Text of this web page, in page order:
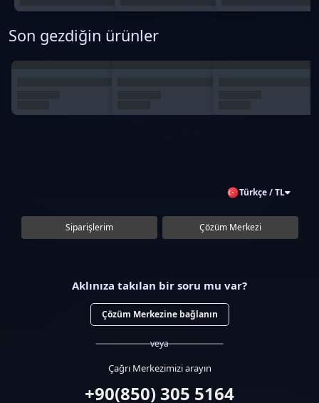
Son gezdiğin ürünler
Türkçe / TL
Siparişlerim Çözüm Merkezi
Aklınıza takılan bir soru mu var?
Çözüm Merkezine bağlanın
veya
Çağrı Merkezimizi arayın
+90(850) 305 5164